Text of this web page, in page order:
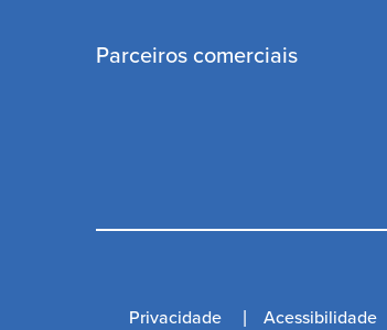
Parceiros comerciais
Privacidade Acessibilidade